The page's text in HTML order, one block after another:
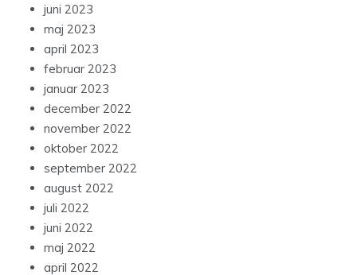
juni 2023
maj 2023
april 2023
februar 2023
januar 2023
december 2022
november 2022
oktober 2022
september 2022
august 2022
juli 2022
juni 2022
maj 2022
april 2022